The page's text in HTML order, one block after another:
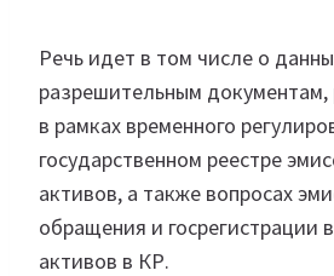
Речь идет в том числе о
разрешительным
в рамках временного
государственном реестре
активов, а также вопросах
обращения и госрегистрации
активов в КР.